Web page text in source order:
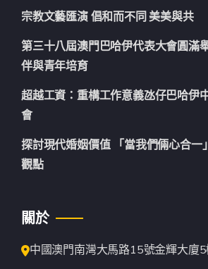
宗教文藝匯演 倡和而不同 美美與共
第三十八屆澳門巴哈伊代表大會圓滿
伴與青年培育
超越工資：重構工作意義氹仔巴哈伊
會
探討現代婚姻價值 「當我們倆心合一
觀點
關於
中國澳門南灣大馬路15號金輝大廈